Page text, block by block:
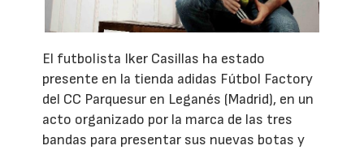
El futbolista Iker Casillas ha estado
presente en la tienda adidas Fútbol Factory
del CC Parquesur en Leganés (Madrid), en un
acto organizado por la marca de las tres
bandas para presentar sus nuevas botas y